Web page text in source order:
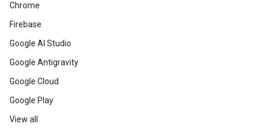
Chrome
Firebase
Google AI Studio
Google Antigravity
Google Cloud
Google Play
View all